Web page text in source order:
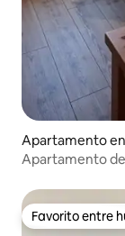
Apartamento
Apartamento
Favorito entre
Favorito entre